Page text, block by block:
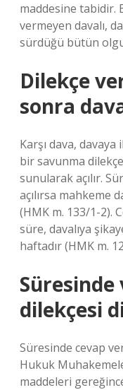
maddesine tabidir.
vermeyen davalı,
sürdüğü bütün
Dilekçe
sonra
Karşı dava,
bir savunma
sunularak açılır.
açılırsa mahkeme
(HMK m. 133/1-2).
süre, davalıya
haftadır (HMK m.
dilekçesi
Süresinde cevap
Hukuk
maddeleri